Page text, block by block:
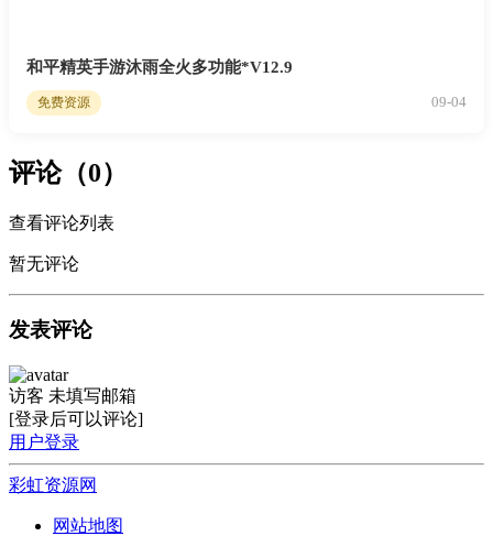
和平精英手游沐雨全火多功能*V12.9
免费资源 09-04
评论（0）
查看评论列表
暂无评论
发表评论
访客 未填写邮箱
[登录后可以评论]
用户登录
彩虹资源网
网站地图